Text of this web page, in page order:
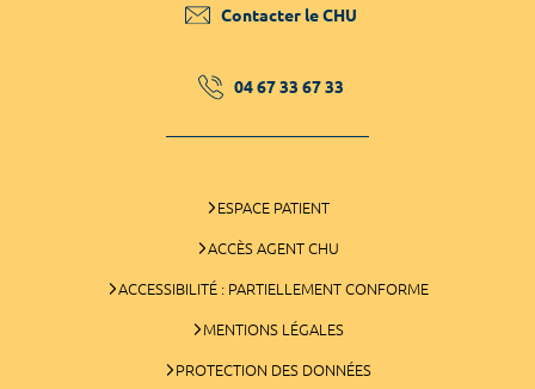
Contacter le CHU
04 67 33 67 33
ESPACE PATIENT
ACCÈS AGENT CHU
ACCESSIBILITÉ : PARTIELLEMENT CONFORME
MENTIONS LÉGALES
PROTECTION DES DONNÉES